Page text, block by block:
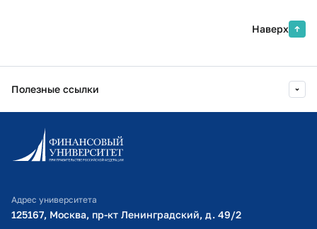
Наверх
Полезные ссылки
Информационно-образовательный портал
Личный кабинет поступающего
Оплата обучения
Адрес университета
125167, Москва, пр-кт Ленинградский, д. 49/2​